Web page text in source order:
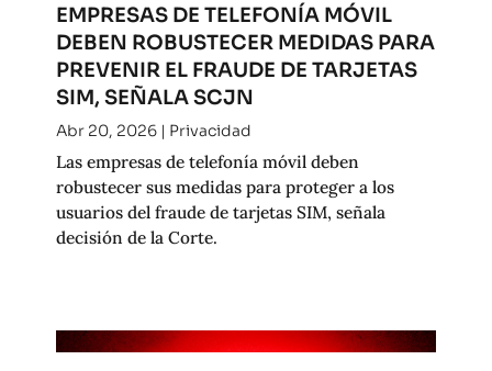
EMPRESAS DE TELEFONÍA MÓVIL
DEBEN ROBUSTECER MEDIDAS PARA
PREVENIR EL FRAUDE DE TARJETAS
SIM, SEÑALA SCJN
Abr 20, 2026| Privacidad
Las empresas de telefonía móvil deben
robustecer sus medidas para proteger a los
usuarios del fraude de tarjetas SIM, señala
decisión de la Corte.